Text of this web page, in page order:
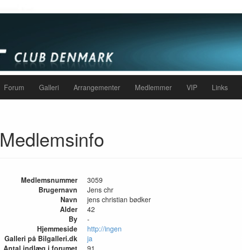
Forum Galleri Arrangementer Medlemmer VIP Links
Medlemsinfo
Medlemsnummer
3059
Brugernavn
Jens chr
Navn
jens christian bødker
Alder
42
By
-
Hjemmeside
http://ingen
Galleri på Bilgalleri.dk
ja
Antal indlæg i forumet
91